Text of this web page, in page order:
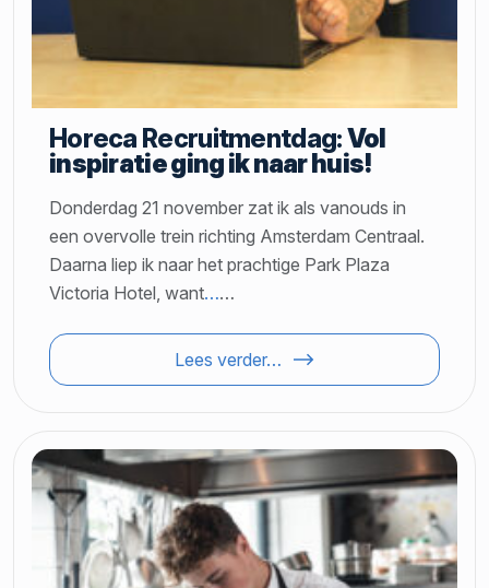
Horeca Recruitmentdag:Vol
inspiratie ging ik naar huis!
Donderdag 21 november zat ik als vanouds in
een overvolle trein richting Amsterdam Centraal.
Daarna liep ik naar het prachtige Park Plaza
Victoria Hotel, want……
Lees verder…